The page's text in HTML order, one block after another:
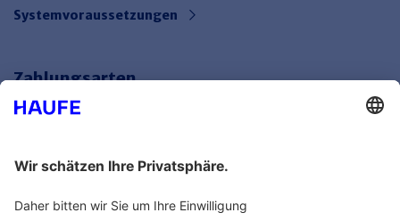
Systemvoraussetzungen
Zahlungsarten